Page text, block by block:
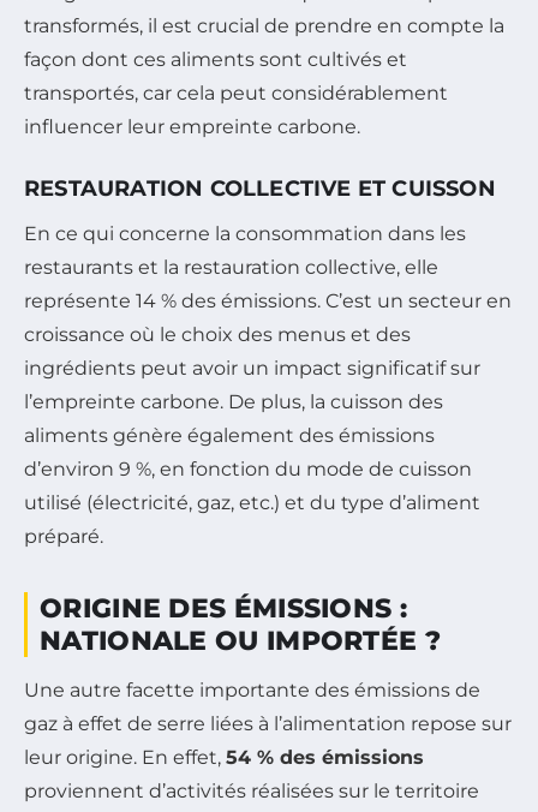
transformés, il est crucial de prendre en compte la
façon dont ces aliments sont cultivés et
transportés, car cela peut considérablement
influencer leur empreinte carbone.
RESTAURATION COLLECTIVE ET CUISSON
En ce qui concerne la consommation dans les
restaurants et la restauration collective, elle
représente 14 % des émissions. C’est un secteur en
croissance où le choix des menus et des
ingrédients peut avoir un impact significatif sur
l’empreinte carbone. De plus, la cuisson des
aliments génère également des émissions
d’environ 9 %, en fonction du mode de cuisson
utilisé (électricité, gaz, etc.) et du type d’aliment
préparé.
ORIGINE DES ÉMISSIONS :
NATIONALE OU IMPORTÉE ?
Une autre facette importante des émissions de
gaz à effet de serre liées à l’alimentation repose sur
leur origine. En effet, 54 % des émissions
proviennent d’activités réalisées sur le territoire